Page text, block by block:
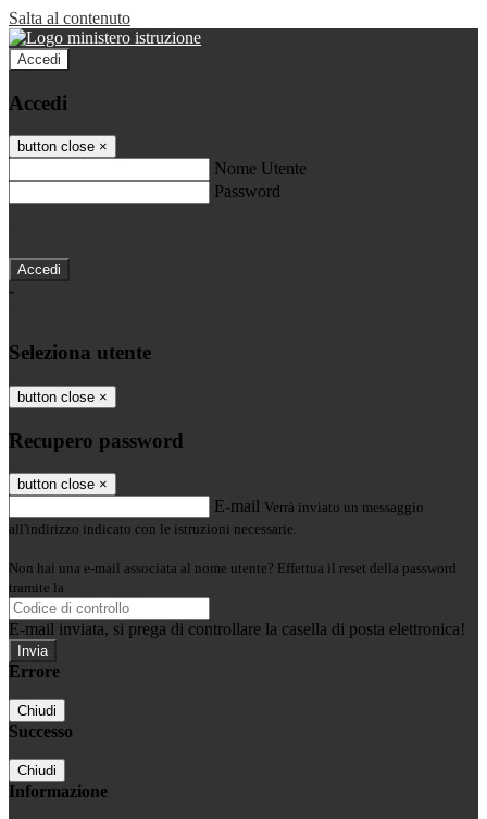
Salta al contenuto
Accedi
Accedi
button close ×
Nome Utente
Password
-
Seleziona utente
button close ×
Recupero password
button close ×
E-mail Verrà inviato un messaggio
all'indirizzo indicato con le istruzioni necessarie.
Non hai una e-mail associata al nome utente? Effettua il reset della password
tramite la
E-mail inviata, si prega di controllare la casella di posta elettronica!
Errore
Chiudi
Successo
Chiudi
Informazione